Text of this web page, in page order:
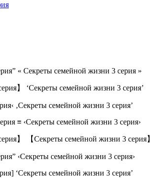
« Секреты семейной жизни 3 серия »
】 ‘Секреты семейной жизни 3 серия’
‚Секреты семейной жизни 3 серия’
≡ ‹Секреты семейной жизни 3 серия›
】 【Секреты семейной жизни 3 серия】
‹Секреты семейной жизни 3 серия›
‘Секреты семейной жизни 3 серия’